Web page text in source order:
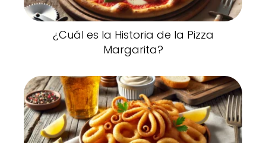
¿Cuál es la Historia de la Pizza
Margarita?